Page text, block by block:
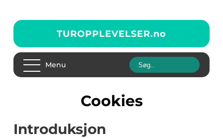
TUROPPLEVELSER.no
Menu
Cookies
Introduksjon